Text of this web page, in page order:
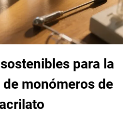
para la
monómeros de
acrilato